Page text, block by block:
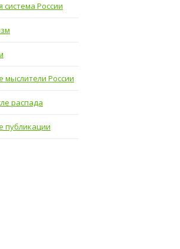
система России
мыслители России
распада
публикации